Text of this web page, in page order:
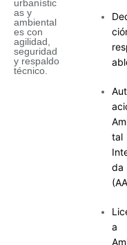
urbanístic
as y
ambiental
es con
agilidad,
seguridad
y respaldo
técnico.
tal
da
a